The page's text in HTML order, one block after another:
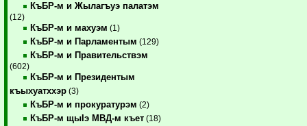
КъБР-м и Жылагъуэ палатэм
(12)
КъБР-м и махуэм (1)
КъБР-м и Парламентым (129)
КъБР-м и Правительствэм
(602)
КъБР-м и Президентым
къыхуатххэр (3)
КъБР-м и прокуратурэм (2)
КъБР-м щыIэ МВД-м къет (18)